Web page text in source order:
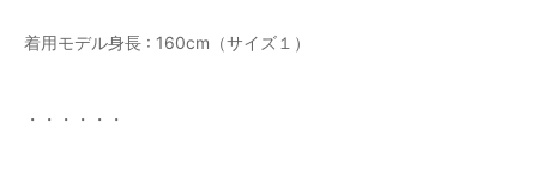
着用モデル身長 : 160cm（サイズ１）
・・・・・・